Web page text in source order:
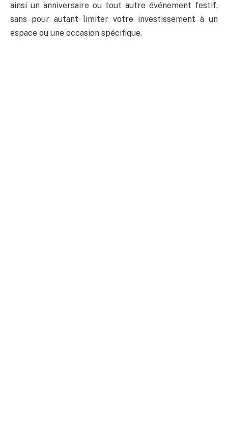
ainsi un anniversaire ou tout autre événement festif,
sans pour autant limiter votre investissement à un
espace ou une occasion spécifique.